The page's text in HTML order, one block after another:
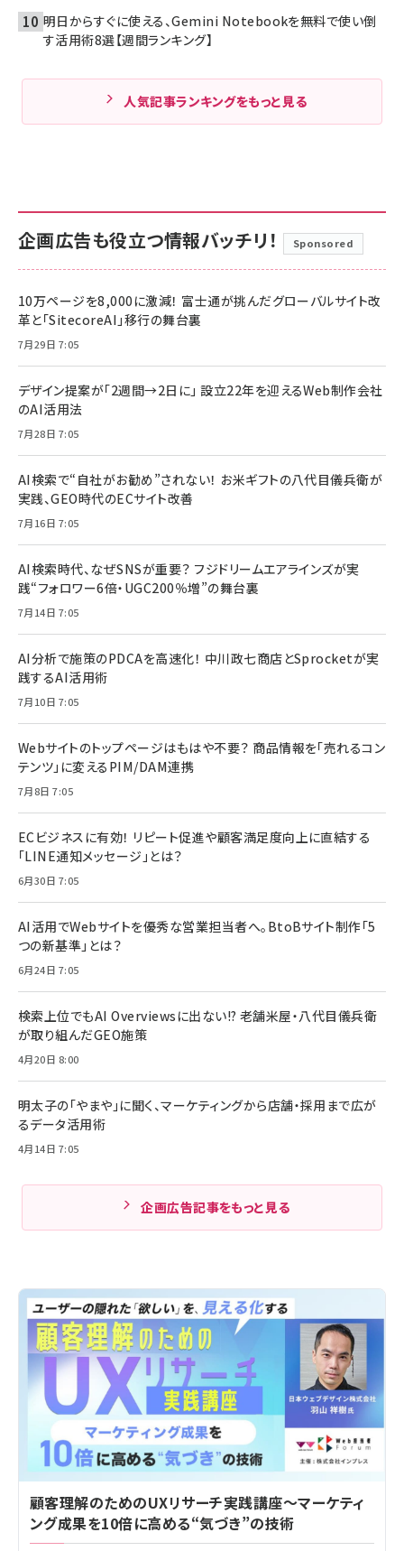
明日からすぐに使える、Gemini Notebookを無料で使い倒
す活用術8選【週間ランキング】
人気記事ランキングをもっと見る
企画広告も役立つ情報バッチリ！ Sponsored
10万ページを8,000に激減！ 富士通が挑んだグローバルサイト改
革と「SitecoreAI」移行の舞台裏
7月29日 7:05
デザイン提案が「2週間→2日に」 設立22年を迎えるWeb制作会社
のAI活用法
7月28日 7:05
AI検索で“自社がお勧め”されない！ お米ギフトの八代目儀兵衛が
実践、GEO時代のECサイト改善
7月16日 7:05
AI検索時代、なぜSNSが重要？ フジドリームエアラインズが実
践“フォロワー6倍・UGC200％増”の舞台裏
7月14日 7:05
AI分析で施策のPDCAを高速化！ 中川政七商店とSprocketが実
践するAI活用術
7月10日 7:05
Webサイトのトップページはもはや不要？ 商品情報を「売れるコン
テンツ」に変えるPIM/DAM連携
7月8日 7:05
ECビジネスに有効！ リピート促進や顧客満足度向上に直結する
「LINE通知メッセージ」とは？
6月30日 7:05
AI活用でWebサイトを優秀な営業担当者へ。BtoBサイト制作「5
つの新基準」とは？
6月24日 7:05
検索上位でもAI Overviewsに出ない!? 老舗米屋・八代目儀兵衛
が取り組んだGEO施策
4月20日 8:00
明太子の「やまや」に聞く、マーケティングから店舗・採用まで広が
るデータ活用術
4月14日 7:05
企画広告記事をもっと見る
顧客理解のためのUXリサーチ実践講座～マーケティ
ング成果を10倍に高める“気づき”の技術